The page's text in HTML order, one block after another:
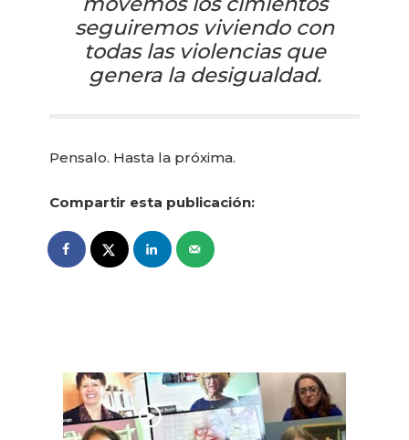
seguiremos viviendo con
todas las violencias que
genera la desigualdad.
Pensalo. Hasta la próxima.
Compartir esta publicación: